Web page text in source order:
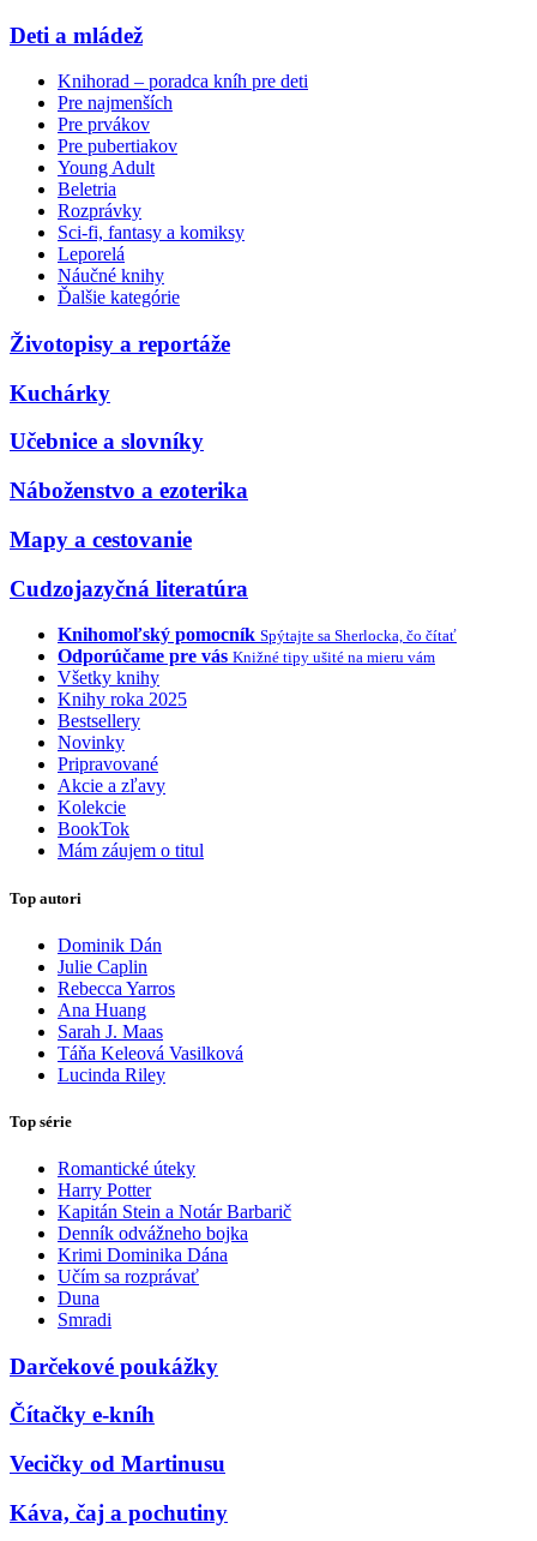
Deti a mládež
Knihorad – poradca kníh pre deti
Pre najmenších
Pre prvákov
Pre pubertiakov
Young Adult
Beletria
Rozprávky
Sci-fi, fantasy a komiksy
Leporelá
Náučné knihy
Ďalšie kategórie
Životopisy a reportáže
Kuchárky
Učebnice a slovníky
Náboženstvo a ezoterika
Mapy a cestovanie
Cudzojazyčná literatúra
Knihomoľský pomocník Spýtajte sa Sherlocka, čo čítať
Odporúčame pre vás Knižné tipy ušité na mieru vám
Všetky knihy
Knihy roka 2025
Bestsellery
Novinky
Pripravované
Akcie a zľavy
Kolekcie
BookTok
Mám záujem o titul
Top autori
Dominik Dán
Julie Caplin
Rebecca Yarros
Ana Huang
Sarah J. Maas
Táňa Keleová Vasilková
Lucinda Riley
Top série
Romantické úteky
Harry Potter
Kapitán Stein a Notár Barbarič
Denník odvážneho bojka
Krimi Dominika Dána
Učím sa rozprávať
Duna
Smradi
Darčekové poukážky
Čítačky e-kníh
Vecičky od Martinusu
Káva, čaj a pochutiny